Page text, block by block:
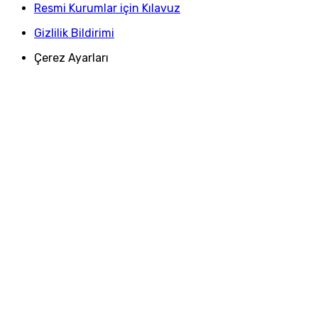
Resmi Kurumlar için Kılavuz
Gizlilik Bildirimi
Çerez Ayarları